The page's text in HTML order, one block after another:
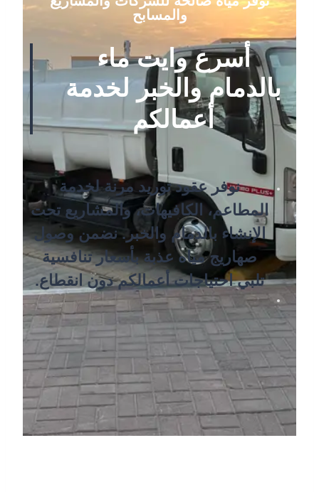
والمسابح
أسرع وايت ماء
بالدمام والخبر لخدمة
أعمالكم
نوفر عقود توريد مرنة لخدمة
المطاعم، الكافيهات، والمشاريع تحت
الإنشاء بالدمام والخبر. نضمن وصول
صهاريج مياه عذبة بأسعار تنافسية
تلبي احتياجات أعمالكم دون انقطاع.